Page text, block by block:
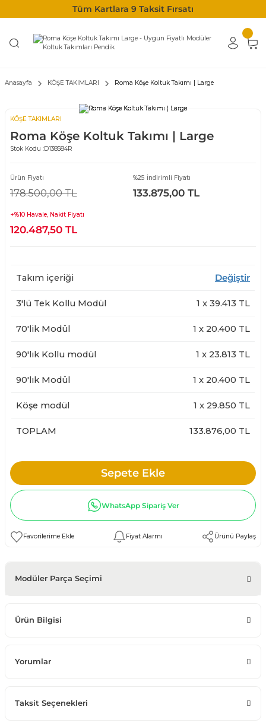
Tüm Kartlara 9 Taksit Fırsatı
Anasayfa KÖŞE TAKIMLARI Roma Köşe Koltuk Takımı | Large
KÖŞE TAKIMLARI
Roma Köşe Koltuk Takımı | Large
Stok Kodu :D138584R
Ürün Fiyatı
178.500,00 TL
%25 İndirimli Fiyatı
133.875,00 TL
+%10 Havale, Nakit Fiyatı
120.487,50 TL
Takım içeriği Değiştir
3'lü Tek Kollu Modül 1 x 39.413 TL
70'lik Modül 1 x 20.400 TL
90'lık Kollu modül 1 x 23.813 TL
90'lık Modül 1 x 20.400 TL
Köşe modül 1 x 29.850 TL
TOPLAM 133.876,00 TL
Sepete Ekle
WhatsApp Sipariş Ver
Fiyat Alarmı Ürünü Paylaş
Modüler Parça Seçimi
Ürün Bilgisi
Yorumlar
Taksit Seçenekleri